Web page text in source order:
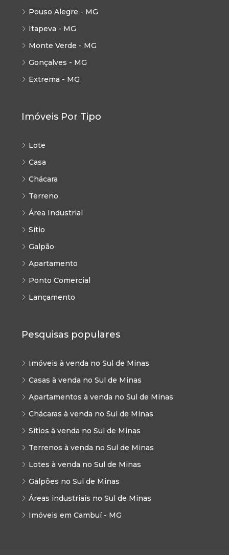
Pouso Alegre - MG
Itapeva - MG
Monte Verde - MG
Gonçalves - MG
Extrema - MG
Imóveis Por Tipo
Lote
Casa
Chácara
Terreno
Área Industrial
Sítio
Galpão
Apartamento
Ponto Comercial
Lançamento
Pesquisas populares
Imóveis à venda no Sul de Minas
Casas à venda no Sul de Minas
Apartamentos à venda no Sul de Minas
Chácaras à venda no Sul de Minas
Sítios à venda no Sul de Minas
Terrenos à venda no Sul de Minas
Lotes à venda no Sul de Minas
Galpões no Sul de Minas
Áreas industriais no Sul de Minas
Imóveis em Cambuí - MG